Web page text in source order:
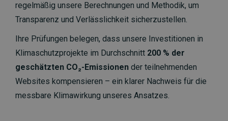
regelmäßig unsere Berechnungen und Methodik, um
Transparenz und Verlässlichkeit sicherzustellen.
Ihre Prüfungen belegen, dass unsere Investitionen in
Klimaschutzprojekte im Durchschnitt 200 % der
geschätzten CO₂-Emissionen der teilnehmenden
Websites kompensieren – ein klarer Nachweis für die
messbare Klimawirkung unseres Ansatzes.